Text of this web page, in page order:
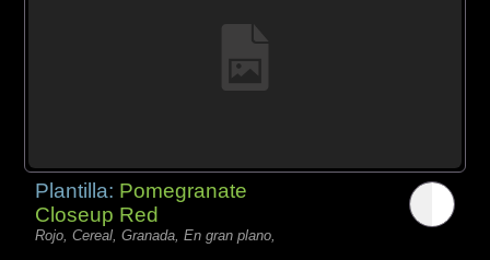
Plantilla: Pomegranate
Closeup Red
Rojo, Cereal, Granada, En gran plano,